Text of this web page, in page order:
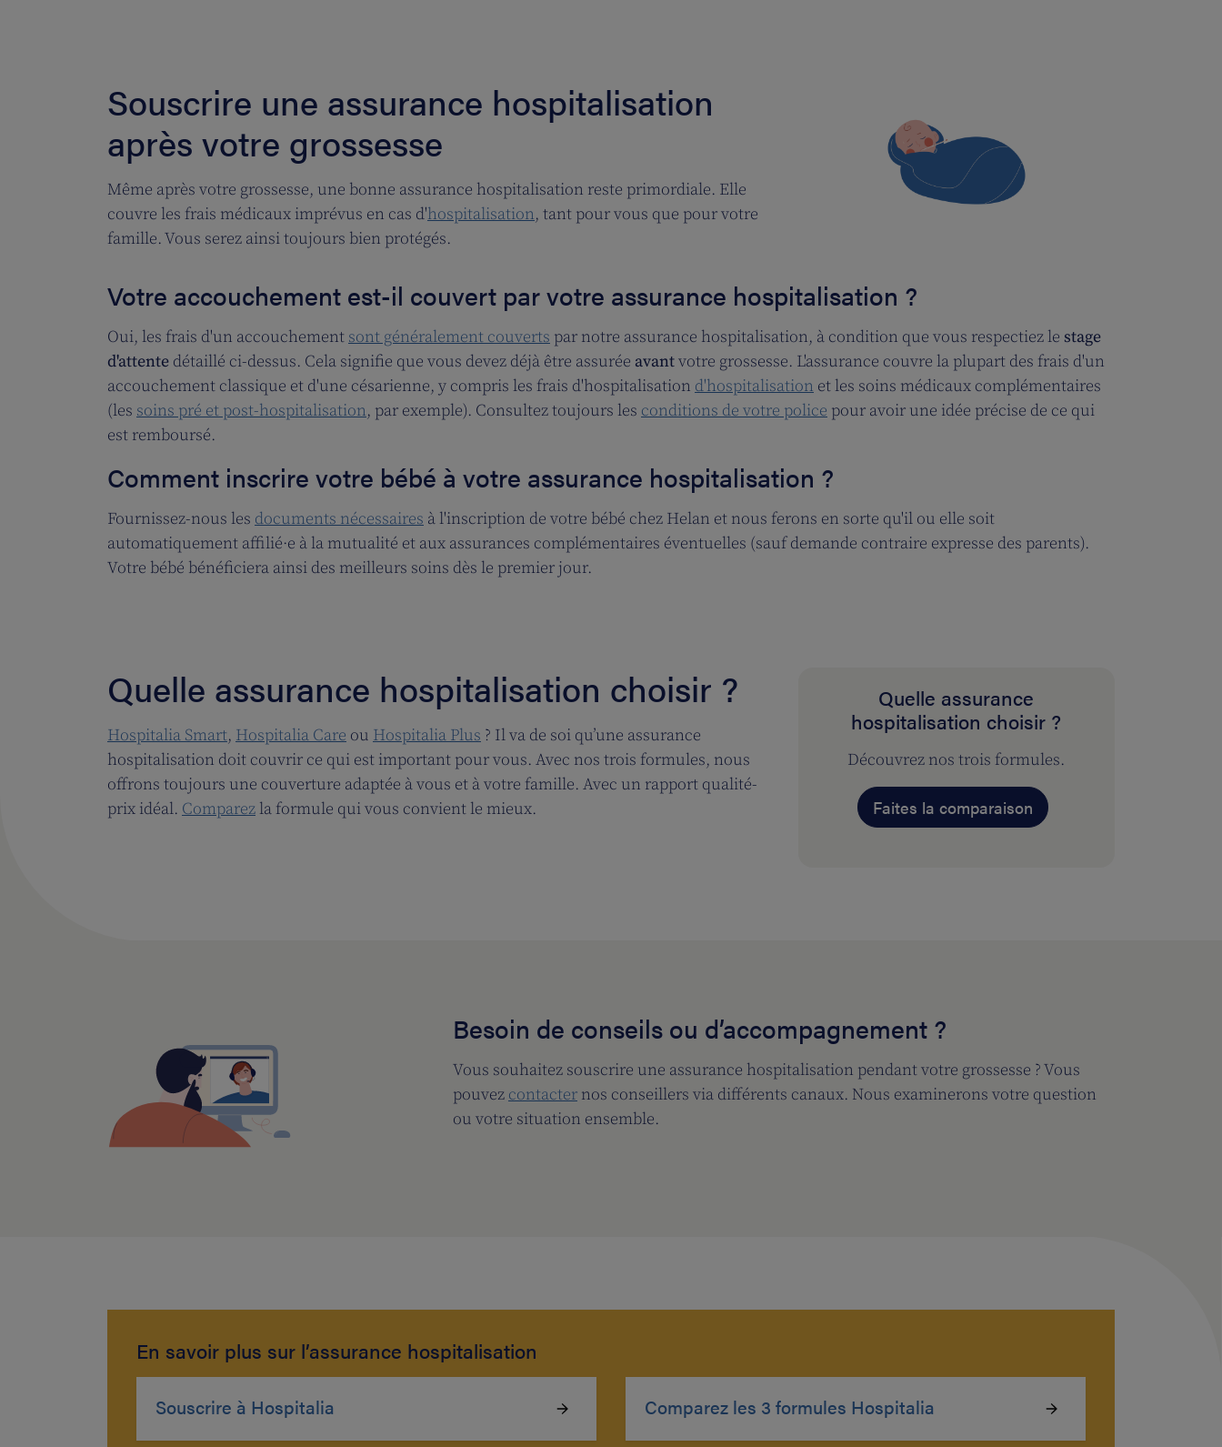
Souscrire une assurance hospitalisation
après votre grossesse
Même après votre grossesse, une bonne assurance hospitalisation reste primordiale. Elle
couvre les frais médicaux imprévus en cas d'hospitalisation, tant pour vous que pour votre
famille. Vous serez ainsi toujours bien protégés.
Votre accouchement est-il couvert par votre assurance hospitalisation ?
Oui, les frais d'un accouchement sont généralement couverts par notre assurance hospitalisation, à condition que vous respectiez le stage
d'attente détaillé ci-dessus. Cela signifie que vous devez déjà être assurée avantvotre grossesse. L'assurance couvre la plupart des frais d'un
accouchement classique et d'une césarienne, y compris les frais d'hospitalisation d'hospitalisation et les soins médicaux complémentaires
(les soins pré et post-hospitalisation, par exemple). Consultez toujours les conditions de votre police pour avoir une idée précise de ce qui
est remboursé.
Comment inscrire votre bébé à votre assurance hospitalisation ?
Fournissez-nous les documents nécessaires à l'inscription de votre bébé chez Helan et nous ferons en sorte qu'il ou elle soit
automatiquement affilié·e à la mutualité et aux assurances complémentaires éventuelles (sauf demande contraire expresse des parents).
Votre bébé bénéficiera ainsi des meilleurs soins dès le premier jour.
Quelle assurance hospitalisation choisir ?
Hospitalia Smart, Hospitalia Care ou Hospitalia Plus ? Il va de soi qu’une assurance
hospitalisation doit couvrir ce qui est important pour vous. Avec nos trois formules, nous
offrons toujours une couverture adaptée à vous et à votre famille. Avec un rapport qualité-
prix idéal. Comparezla formule qui vous convient le mieux.
Quelle assurance
hospitalisation choisir ?
Découvrez nos trois formules.
Faites la comparaison
Besoin de conseils ou d’accompagnement ?
Vous souhaitez souscrire une assurance hospitalisation pendant votre grossesse ? Vous
pouvez contacternos conseillers via différents canaux. Nous examinerons votre question
ou votre situation ensemble.
En savoir plus sur l’assurance hospitalisation
Souscrire à Hospitalia Comparez les 3 formules Hospitalia